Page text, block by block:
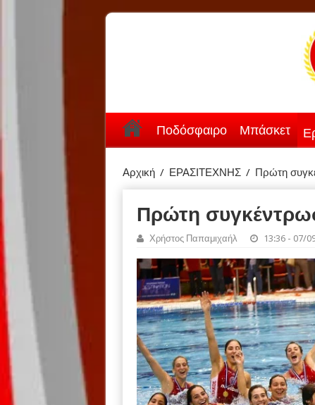
Ποδόσφαιρο Μπάσκετ
Αρχική / ΕΡΑΣΙΤΕΧΝΗΣ / Πρώτη
Πρώτη
Χρήστος Παπαμιχαήλ 13:36 - 07/